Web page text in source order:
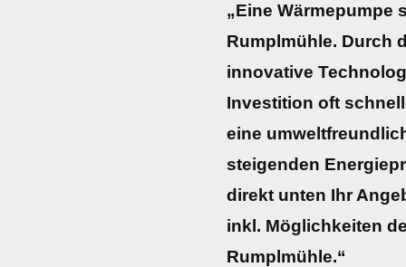
„Eine Wärmepumpe
Rumplmühle. Durch
innovative
Investition oft
eine
steigenden
direkt unten Ihr
inkl. Möglichkeiten
Rumplmühle.“